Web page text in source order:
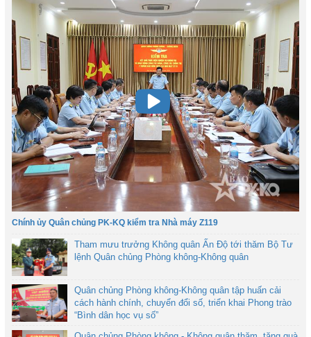
Chính ủy Quân chủng PK-KQ kiểm tra Nhà máy Z119
Tham mưu trưởng Không quân Ấn Độ tới thăm Bộ Tư
lệnh Quân chủng Phòng không-Không quân
Quân chủng Phòng không-Không quân tập huấn cải
cách hành chính, chuyển đổi số, triển khai Phong trào
“Bình dân học vụ số”